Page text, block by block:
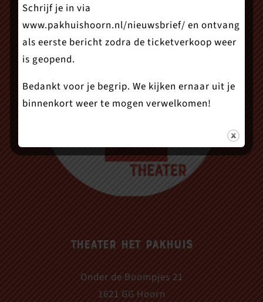
Theater Het Pakhuis
Onder de Boompjes 21
1621 GG Hoorn
Schrijf je in via
www.pakhuishoorn.nl/nieuwsbrief/ en ontvang
als eerste bericht zodra de ticketverkoop weer
is geopend.
Bedankt voor je begrip. We kijken ernaar uit je
binnenkort weer te mogen verwelkomen!